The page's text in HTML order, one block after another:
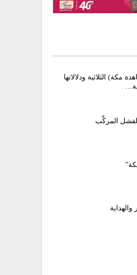
مكة) الثلاثية ودلالاتها
المركَّب
والهداية